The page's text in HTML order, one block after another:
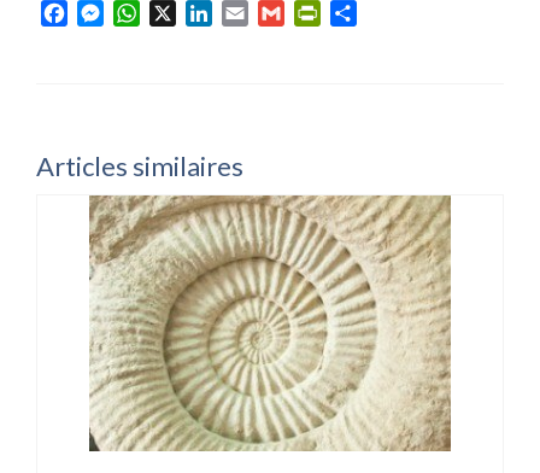
FacebookMessenger
WhatsAppLinkedIn
Email Gmail PrintFriendly
Articles similaires